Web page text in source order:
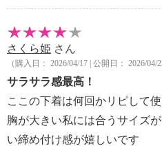
さくら姫 さん
（購入日： 2026/04/17 | 公開日： 2026/04/
サラサラ感最高！
ここの下着は何回かリピして
胸が大きい私には合うサイズ
い締め付け感が嬉しいです